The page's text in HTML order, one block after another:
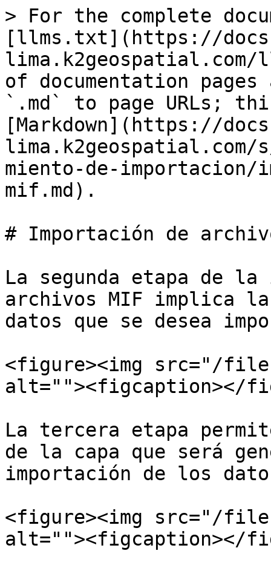
> For the complete
[llms.txt](https://
of documentation
`.md` to page URLs;
[Markdown](https://
lima.k2geospatial.com/
miento-de-importacion/
mif.md).
# Importación de
La segunda etapa de
archivos MIF implica
datos que se desea
<figure><img src="/files/
alt=""><figcaption></
La tercera etapa
de la capa que será
importación de los
<figure><img src="/
alt=""><figcaption></